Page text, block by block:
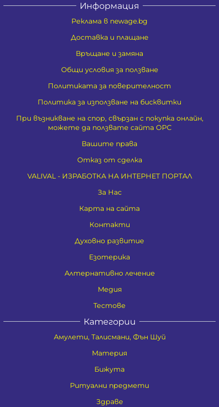
Информация
Реклама в newage.bg
Доставка и плащане
Връщане и замяна
Общи условия за ползване
Политиката за поверителност
Политика за използване на бисквитки
При възникване на спор, свързан с покупка онлайн,
можете да ползвате сайта ОРС
Вашите права
Отказ от сделка
VALIVAL - ИЗРАБОТКА НА ИНТЕРНЕТ ПОРТАЛ
За Нас
Карта на сайта
Контакти
Духовно развитие
Езотерика
Алтернативно лечение
Медия
Тестове
Категории
Амулети, Талисмани, Фън Шуй
Материя
Бижута
Ритуални предмети
Здраве